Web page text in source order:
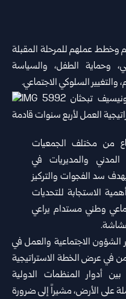
وخطط عملهم للمرحلة المقبلة
وحماية الطفل، والسياسة
والتغيير السلوكي الاجتماعي.
من مختلف الجمعيات
والمديريات في
سد الفجوات والتركيز
الاستجابة للتحديات
وطني مستدام يراعي
هشاشة.
الاجتماعية والعمل في
في عرض الخطة الاستراتيجية
أدوار المنظمات الدولية
على الأرض، مشيراً إلى ضرورة